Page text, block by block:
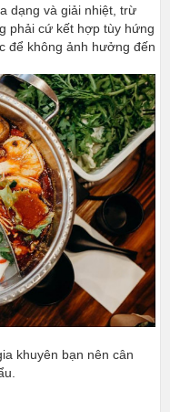
dạng và giải nhiệt, trừ
phải cứ kết hợp tùy hứng
để không ảnh hưởng đến
khuyên bạn nên cân